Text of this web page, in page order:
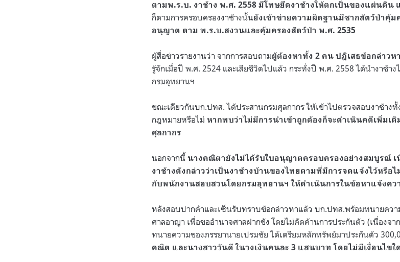
ตามพ.ร.บ. งาช้าง พ.ศ. 2558 มีโทษยึดงาช้างให้ตกเป็นของแผ่นดิน
ก็ตามการครอบครองงาช้างนั้นยังเข้าข่ายความผิดฐานมีซากสัตว์ป่าคุ้ม
อนุญาต ตาม พ.ร.บ.สงวนและคุ้มครองสัตว์ป่า พ.ศ. 2535
ผู้สื่อข่าวรายงานว่า จากการสอบถามผู้ต้องหาทั้ง 2 คน ปฏิเสธข้อกล่าวหา
รู้จักเมื่อปี พ.ศ. 2524 และเสียชีวิตไปแล้ว กระทั่งปี พ.ศ. 2558 ได้นำงาช้า
กรมอุทยานฯ
ขณะเดียวกันบก.ปทส. ได้ประสานกรมศุลกากร ให้เข้าไปตรวจสอบงาช้าง
กฎหมายหรือไม่ หากพบว่าไม่มีการนำเข้าถูกต้องก็จะดำเนินคดีเพิ่มเ
ศุลกากร
นอกจากนี้ นางคณิตายังไม่ได้รับใบอนุญาตครอบครองอย่างสมบูรณ์ เ
งาช้างดังกล่าวว่าเป็นงาช้างบ้านของไทยตามที่มีการจดแจ้งไว้หรือ
กับพนักงานสอบสวนโดยกรมอุทยานฯ ให้ดำเนินการในข้อหาแจ้งคว
หลังสอบปากคำและเซ็นรับทราบข้อกล่าวหาแล้ว บก.ปทส.พร้อมทนายคว
ศาลอาญา เพื่อขออำนาจศาลฝากขัง โดยไม่คัดค้านการประกันตัว (เนื่องจ
ทนายความของภรรยานายเปรมชัย ได้เตรียมหลักทรัพย์มาประกันตัว
คณิต และนางสาววันดี ในวงเงินคนละ 3 แสนบาท โดยไม่มีเงื่อนไขใ